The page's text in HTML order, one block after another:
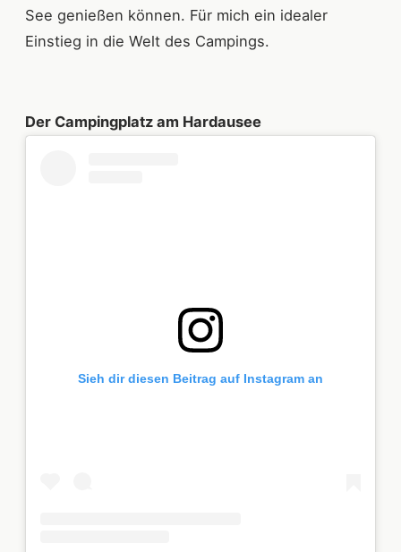
See genießen können. Für mich ein idealer
Einstieg in die Welt des Campings.
Der Campingplatz am Hardausee
Sieh dir diesen Beitrag auf Instagram an